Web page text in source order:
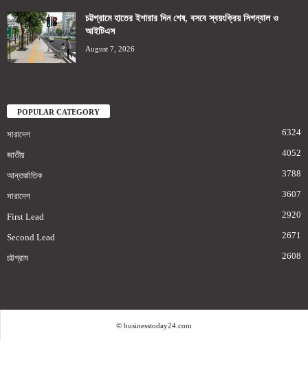
চট্টগ্রামে হাতের ইশারার দিন শেষ, বসবে স্বয়ংক্রিয় সিগন্যাল ও
আইটিএস
August 7, 2026
POPULAR CATEGORY
সারাদেশ 6324
জাতীয় 4052
আন্তর্জাতিক 3788
সারাদেশ 3607
First Lead 2920
Second Lead 2671
চট্টগ্রাম 2608
© businesstoday24.com